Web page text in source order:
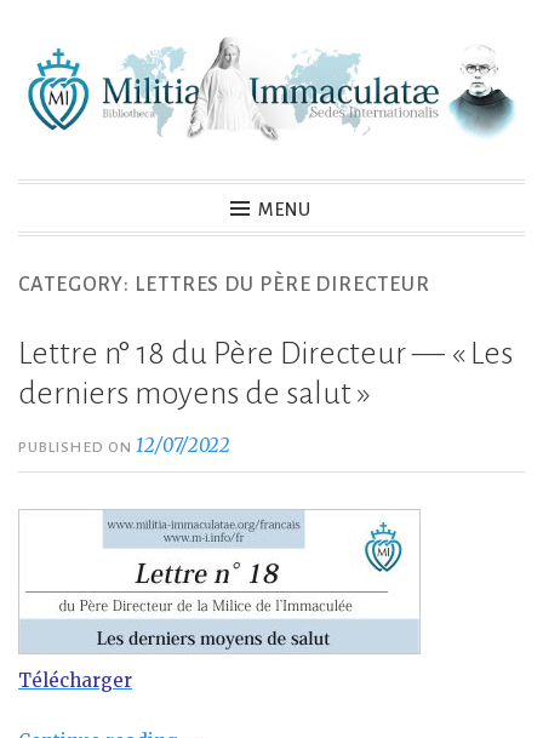
content
MENU
CATEGORY: LETTRES DU PÈRE DIRECTEUR
Lettre n° 18 du Père Directeur — « Les
derniers moyens de salut »
PUBLISHED ON12/07/2022
Télécharger